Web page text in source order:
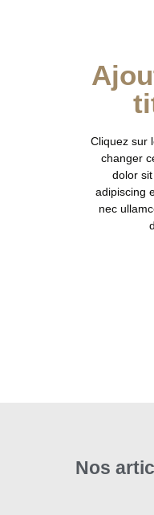
Cliquez sur
changer
dolor
adipiscing
nec
Nos